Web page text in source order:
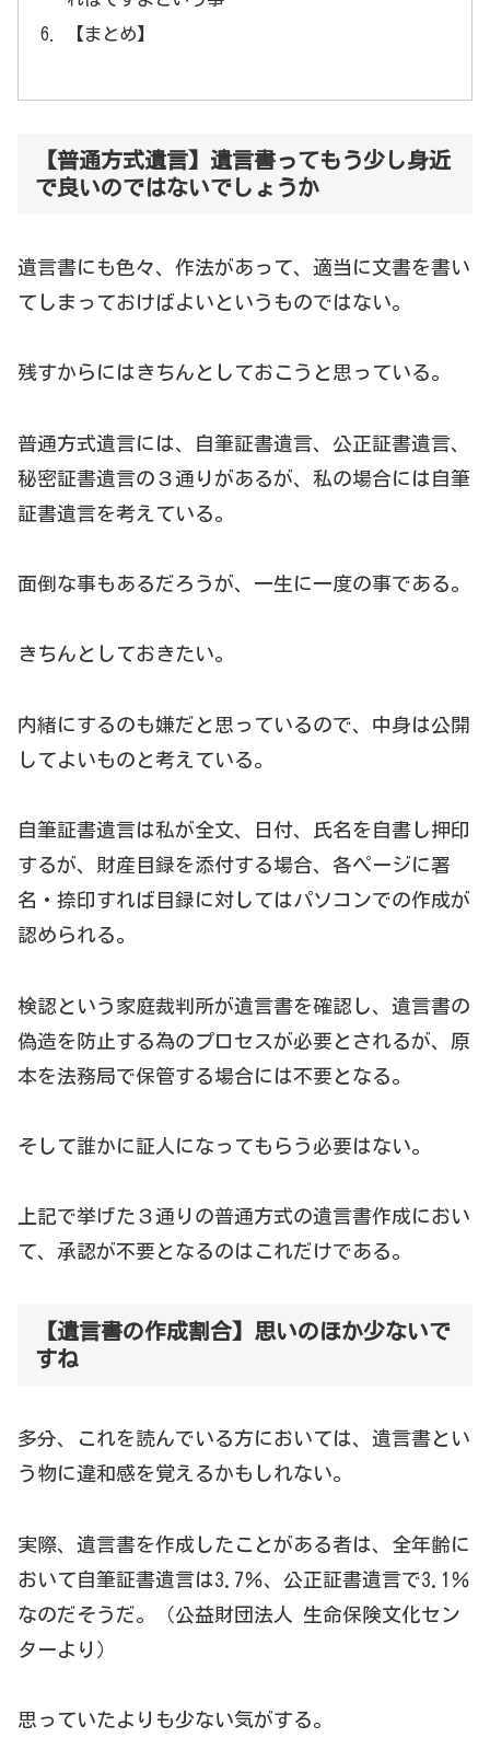
【まとめ】
【普通方式遺言】遺言書ってもう少し身近
で良いのではないでしょうか
遺言書にも色々、作法があって、適当に文書を書い
てしまっておけばよいというものではない。
残すからにはきちんとしておこうと思っている。
普通方式遺言には、自筆証書遺言、公正証書遺言、
秘密証書遺言の３通りがあるが、私の場合には自筆
証書遺言を考えている。
面倒な事もあるだろうが、一生に一度の事である。
きちんとしておきたい。
内緒にするのも嫌だと思っているので、中身は公開
してよいものと考えている。
自筆証書遺言は私が全文、日付、氏名を自書し押印
するが、財産目録を添付する場合、各ページに署
名・捺印すれば目録に対してはパソコンでの作成が
認められる。
検認という家庭裁判所が遺言書を確認し、遺言書の
偽造を防止する為のプロセスが必要とされるが、原
本を法務局で保管する場合には不要となる。
そして誰かに証人になってもらう必要はない。
上記で挙げた３通りの普通方式の遺言書作成におい
て、承認が不要となるのはこれだけである。
【遺言書の作成割合】思いのほか少ないで
すね
多分、これを読んでいる方においては、遺言書とい
う物に違和感を覚えるかもしれない。
実際、遺言書を作成したことがある者は、全年齢に
おいて自筆証書遺言は3.7％、公正証書遺言で3.1％
なのだそうだ。（公益財団法人 生命保険文化セン
ターより）
思っていたよりも少ない気がする。